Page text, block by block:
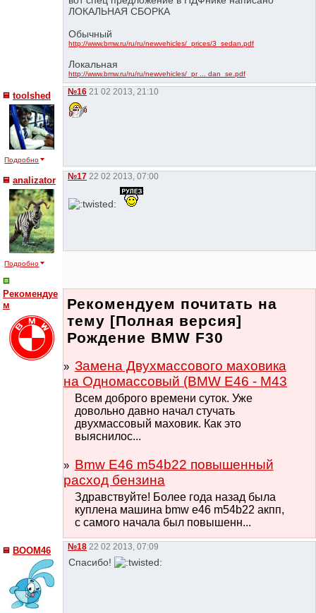
ЛОКАЛЬНАЯ СБОРКА
Обычный
http://www.bmw.ru/ru/ru/newvehicles/_prices/3_sedan.pdf
Локальная
http://www.bmw.ru/ru/ru/newvehicles/_pr ... dan_se.pdf
toolshed
Подробно
№16 21 02 2013, 21:10
analizator
Подробно
№17 22 02 2013, 07:00
Рекомендуе
м
Рекомендуем почитать на
тему [Полная версия]
Рождение BMW F30
Замена Двухмассового маховика
на Одномассовый (BMW E46 - M43
Всем доброго времени суток. Уже
довольно давно начал стучать
двухмассовый маховик. Как это
выяснилос...
Bmw E46 m54b22 повышенный
расход бензина
Здравствуйте! Более года назад была
куплена машина bmw e46 m54b22 акпп,
с самого начала был повышенн...
BOOM46 №18 22 02 2013, 07:09
Спасибо!